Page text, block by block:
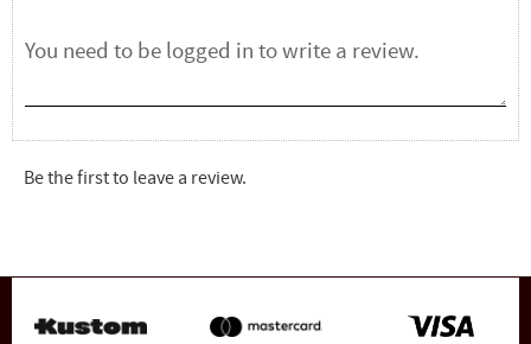
Be the first to leave a review.